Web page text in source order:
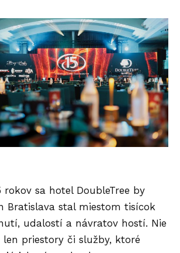
rokov sa hotel DoubleTree by
Bratislava stal miestom tisícok
udalostí a návratov hostí. Nie
len priestory či služby, ktoré